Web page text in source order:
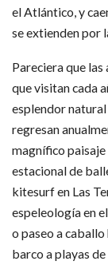
el Atlántico, y
se extienden por
Pareciera que
que visitan cada
esplendor
regresan
magnífico
estacional de
kitesurf en Las
espeleología en el
o paseo a caballo
barco a playas